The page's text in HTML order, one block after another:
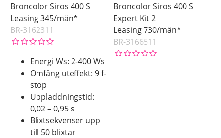
Broncolor Siros 400 S
Leasing 345/mån*
BR-3162311
Energi Ws: 2-400 Ws
Omfång uteffekt: 9 f-
stop
Uppladdningstid:
0,02 – 0,95 s
Blixtsekvenser upp
till 50 blixtar
Broncolor Siros 400 S
Expert Kit 2
Leasing 730/mån*
BR-3166511